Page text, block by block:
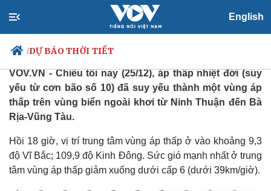
English
/DỰ BÁO THỜI TIẾT
Chính trị
Tổ chức nhân sự
Quốc hội
Nhận diện sự thật
Dự báo thời tiết
Giáo dục
Dấu ấn VOV
Tin cuối cùng về cơn bão số 10
Thứ Tư, 21:38, 25/12/2024
VOV.VN - Chiều tối nay (25/12), áp thấp nhiệt đới (suy
yếu từ cơn bão số 10) đã suy yếu thành một vùng áp
thấp trên vùng biển ngoài khơi từ Ninh Thuận đến Bà
Rịa-Vũng Tàu.
Hồi 18 giờ, vị trí trung tâm vùng áp thấp ở vào khoảng 9,3
độ Vĩ Bắc; 109,9 độ Kinh Đông. Sức gió mạnh nhất ở trung
tâm vùng áp thấp giảm xuống dưới cấp 6 (dưới 39km/giờ).